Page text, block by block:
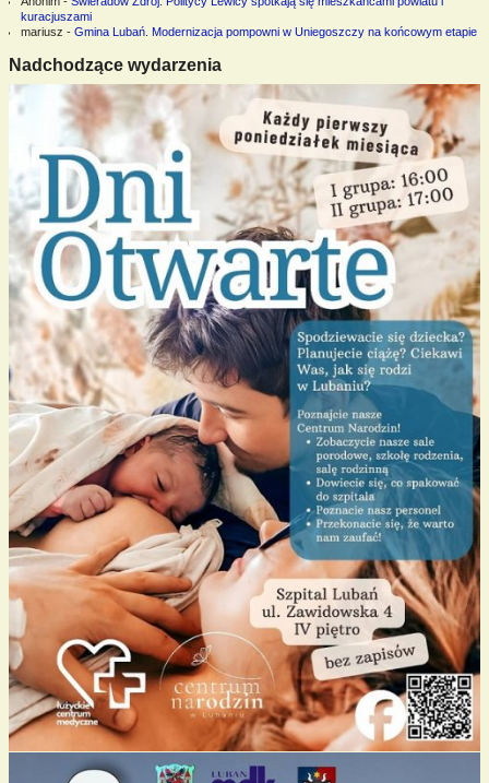
kuracjuszami
mariusz - Gmina Lubań. Modernizacja pompowni w Uniegoszczy na końcowym etapie
Nadchodzące wydarzenia